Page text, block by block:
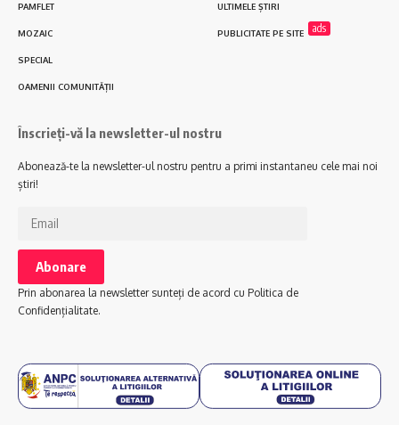
PAMFLET
MOZAIC
SPECIAL
OAMENII COMUNITĂȚII
ULTIMELE ȘTIRI
PUBLICITATE PE SITE ads
Înscrieți-vă la newsletter-ul nostru
Abonează-te la newsletter-ul nostru pentru a primi instantaneu cele mai noi
știri!
Prin abonarea la newsletter sunteți de acord cu Politica de
Confidențialitate.